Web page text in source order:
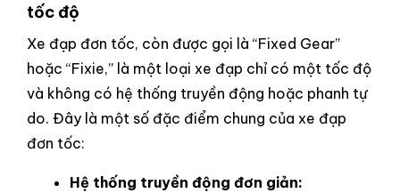
tốc độ
Xe đạp đơn tốc, còn được gọi là “Fixed Gear”
hoặc “Fixie,” là một loại xe đạp chỉ có một tốc độ
và không có hệ thống truyền động hoặc phanh tự
do. Đây là một số đặc điểm chung của xe đạp
đơn tốc:
Hệ thống truyền động đơn giản: